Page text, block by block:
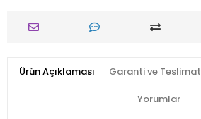
Ürün Açıklaması Garanti ve Teslimat
Yorumlar